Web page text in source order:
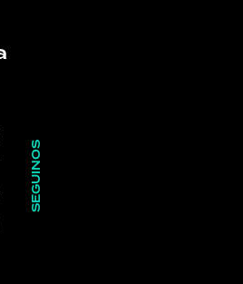
SEGUINOS